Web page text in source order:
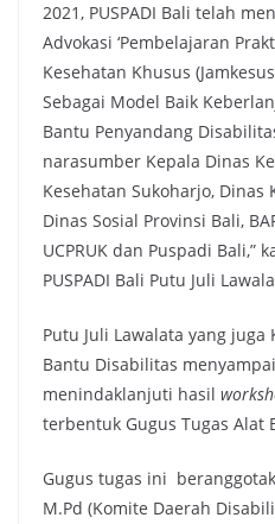
2021, PUSPADI Bali telah
Advokasi ‘Pembelajaran
Kesehatan Khusus
Sebagai Model Baik
Bantu Penyandang
narasumber Kepala Dinas
Kesehatan Sukoharjo, Dinas
Dinas Sosial Provinsi Bali,
UCPRUK dan Puspadi Bali,”
PUSPADI Bali Putu Juli
Putu Juli Lawalata yang juga
Bantu Disabilitas
menindaklanjuti hasil
terbentuk Gugus Tugas Alat
Gugus tugas ini
M.Pd (Komite Daerah